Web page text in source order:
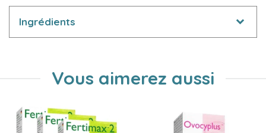
Ingrédients
Vous aimerez aussi